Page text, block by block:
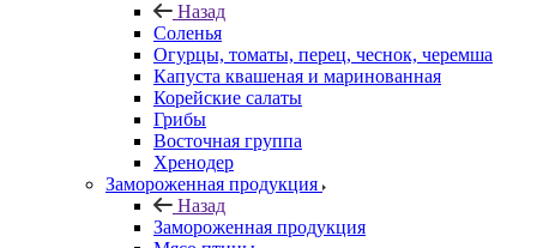
Назад
Соленья
Огурцы, томаты, перец, чеснок, черемша
Капуста квашеная и маринованная
Корейские салаты
Грибы
Восточная группа
Хренодер
Замороженная продукция
Назад
Замороженная продукция